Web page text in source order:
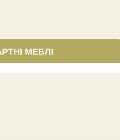
МЕБЛІ